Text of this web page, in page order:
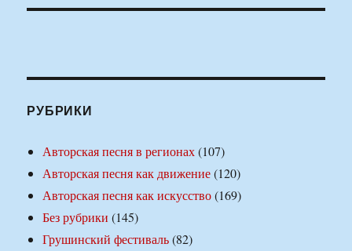
РУБРИКИ
Авторская песня в регионах(107)
Авторская песня как движение(120)
Авторская песня как искусство(169)
Без рубрики (145)
Грушинский фестиваль(82)